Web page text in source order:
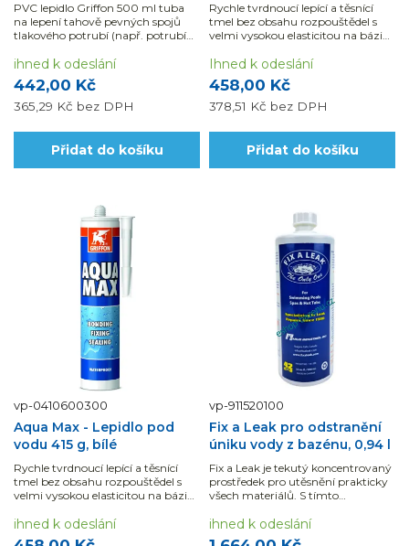
PVC lepidlo Griffon 500 ml tuba
na lepení tahově pevných spojů
tlakového potrubí (např. potrubí
Pro kvalitní lepený spoj je nutné
použít čistič, který lepené spoje...
442,00 Kč
365,29 Kč bez DPH
ihned k odeslání
Přidat do košíku
Rychle tvrdnoucí lepící a těsnící
tmel bez obsahu rozpouštědel s
velmi vysokou elasticitou na bázi
458,00 Kč
378,51 Kč bez DPH
Ihned k odeslání
Přidat do košíku
vp-0410600300
Aqua Max - Lepidlo pod
vodu 415 g, bílé
Rychle tvrdnoucí lepící a těsnící
tmel bez obsahu rozpouštědel s
velmi vysokou elasticitou na bázi
ihned k odeslání
vp-911520100
Fix a Leak pro odstranění
úniku vody z bazénu, 0,94 l
Fix a Leak je tekutý koncentrovaný
prostředek pro utěsnění prakticky
všech materiálů. S tímto
utěsníte otvory v průměru až 3,17
ihned k odeslání